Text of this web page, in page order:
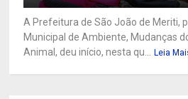
A Prefeitura de São João de Meriti,
Municipal de Ambiente, Mudanças
Animal, deu início, nesta qu... Leia